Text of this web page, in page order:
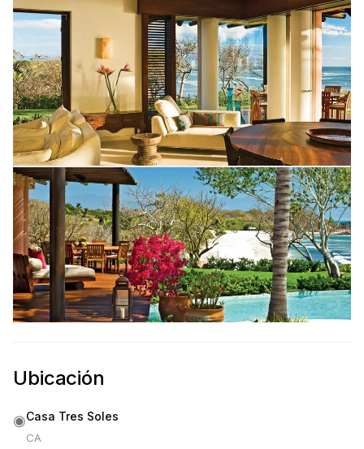
Ubicación
◉Casa Tres Soles
CA